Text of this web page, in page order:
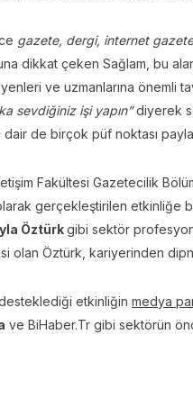
gazete, dergi, internet
dikkat çeken Sağlam, bu
ve uzmanlarına önemli
sevdiğiniz işi yapın”diyerek
de birçok püf noktası
Fakültesi Gazetecilik
olarak gerçekleştirilen etkinliğe
Öztürkgibi sektör
olan Öztürk, kariyerinden
etkinliğin medya
ve BiHaber.Tr gibi sektörün